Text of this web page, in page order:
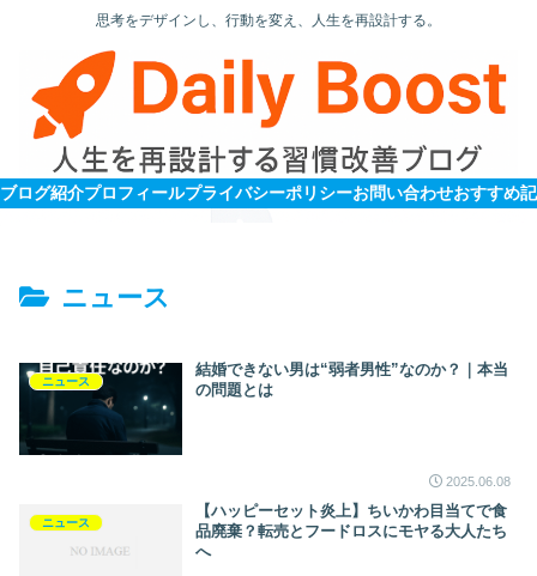
思考をデザインし、行動を変え、人生を再設計する。
ブログ紹介プロフィールプライバシーポリシーお問い合わせ
ニュース
ニュース
結婚できない男は“弱者男性”なのか？｜本当
の問題とは
2025.06.08
ニュース
【ハッピーセット炎上】ちいかわ目当てで食
品廃棄？転売とフードロスにモヤる大人たち
へ